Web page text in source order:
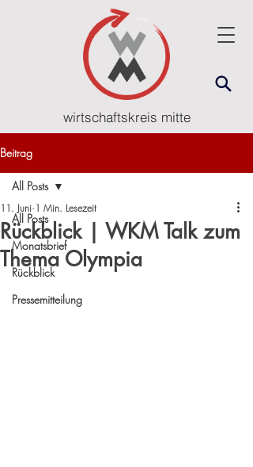
wirtschaftskreis mitte
Beitrag
All Posts
Monatsbrief
Rückblick
Pressemitteilung
All Posts
Rückblick | WKM Talk zum
Thema Olympia
11. Juni 1 Min. Lesezeit